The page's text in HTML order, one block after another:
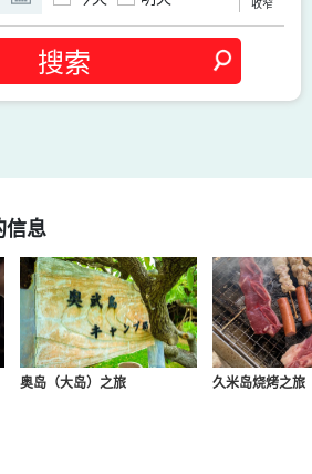
信息
奥岛（大岛）之旅 久米岛烧烤之旅